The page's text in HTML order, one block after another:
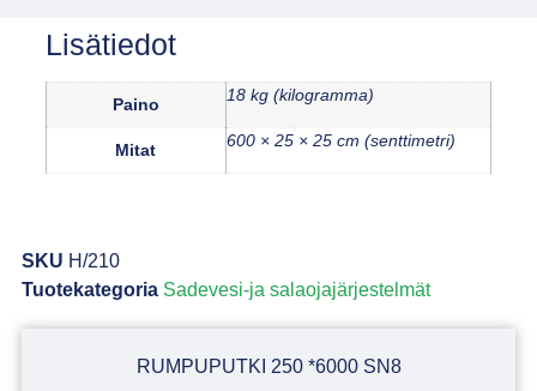
Lisätiedot
Paino 18 kg (kilogramma)
Mitat 600 × 25 × 25 cm (senttimetri)
SKU H/210
Tuotekategoria Sadevesi-ja salaojajärjestelmät
RUMPUPUTKI 250 *6000 SN8